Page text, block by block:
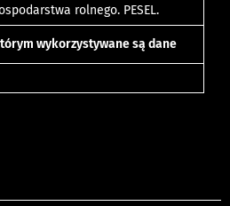
rolnego. PESEL.
wykorzystywane są dane